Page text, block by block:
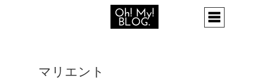
マリエント